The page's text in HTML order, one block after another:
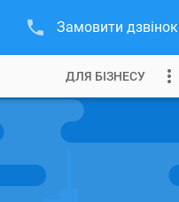
Замовити дзвінок
ДЛЯ БІЗНЕСУ